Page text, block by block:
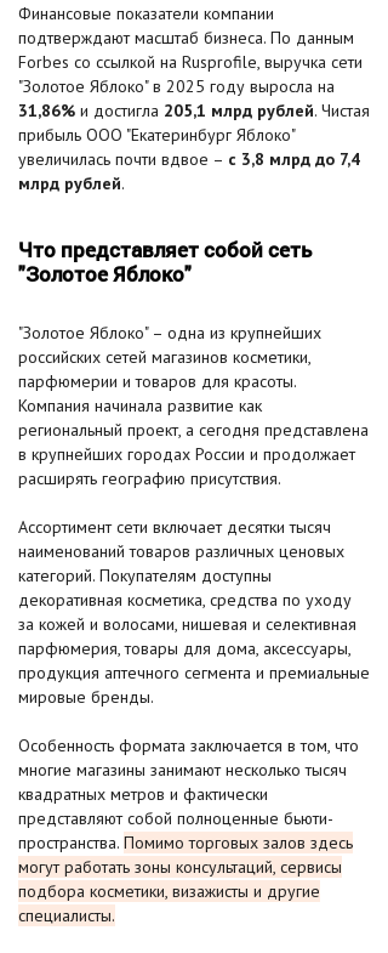
Финансовые показатели компании
подтверждают масштаб бизнеса. По данным
Forbes со ссылкой на Rusprofile, выручка сети
"Золотое Яблоко" в 2025 году выросла на
31,86% и достигла 205,1 млрд рублей. Чистая
прибыль ООО "Екатеринбург Яблоко"
увеличилась почти вдвое – с 3,8 млрд до 7,4
млрд рублей.
Что представляет собой сеть
"Золотое Яблоко"
"Золотое Яблоко" – одна из крупнейших
российских сетей магазинов косметики,
парфюмерии и товаров для красоты.
Компания начинала развитие как
региональный проект, а сегодня представлена
в крупнейших городах России и продолжает
расширять географию присутствия.
Ассортимент сети включает десятки тысяч
наименований товаров различных ценовых
категорий. Покупателям доступны
декоративная косметика, средства по уходу
за кожей и волосами, нишевая и селективная
парфюмерия, товары для дома, аксессуары,
продукция аптечного сегмента и премиальные
мировые бренды.
Особенность формата заключается в том, что
многие магазины занимают несколько тысяч
квадратных метров и фактически
представляют собой полноценные бьюти-
пространства. Помимо торговых залов здесь
могут работать зоны консультаций, сервисы
подбора косметики, визажисты и другие
специалисты.